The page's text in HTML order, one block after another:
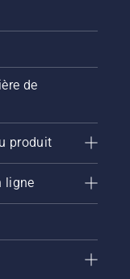
de
produit
ligne